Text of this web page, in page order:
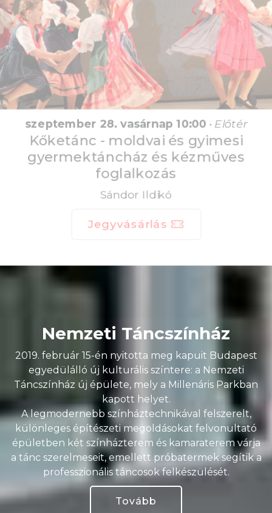
szeptember 28. vasárnap 10:00• Előtér
Kőketánc - moldvai és gyimesi
gyermektáncház és kézműves
foglalkozás
Sándor Ildikó
Nemzeti Táncszínház
2019. február 15-én nyitotta meg kapuit Budapest
egyedülálló új kulturális színtere: a Nemzeti
Táncszínház új épülete, mely a Millenáris Parkban
kapott helyet.
A legmodernebb színháztechnikával felszerelt,
különleges építészeti megoldásokat felvonultató
épületben két színházterem és kamaraterem várja
a tánc szerelmeseit, emellett próbatermek segítik a
professzionális táncosok felkészülését.
Tovább